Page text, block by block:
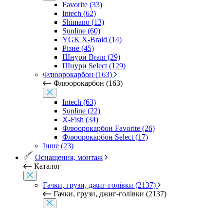
Favorite (33)
Intech (62)
Shimano (13)
Sunline (60)
YGK X-Braid (14)
Різне (45)
Шнури Brain (29)
Шнури Select (129)
Флюорокарбон (163)
Флюорокарбон (163)
Intech (63)
Sunline (22)
X-Fish (34)
Флюорокарбон Favorite (26)
Флюорокарбон Select (17)
Інше (23)
Оснащення, монтаж
Каталог
Гачки, грузи, джиг-голівки (2137)
Гачки, грузи, джиг-голівки (2137)